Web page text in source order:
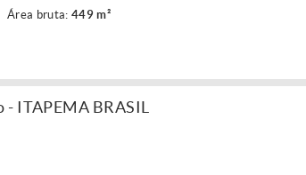
Área bruta: 449 m²
ITAPEMA BRASIL